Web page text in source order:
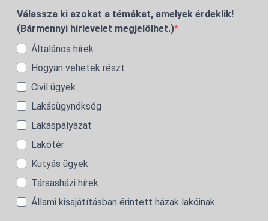
Válassza ki azokat a témákat, amelyek érdeklik!
(Bármennyi hírlevelet megjelölhet.)
Általános hírek
Hogyan vehetek részt
Civil ügyek
Lakásügynökség
Lakáspályázat
Lakótér
Kutyás ügyek
Társasházi hírek
Állami kisajátításban érintett házak lakóinak